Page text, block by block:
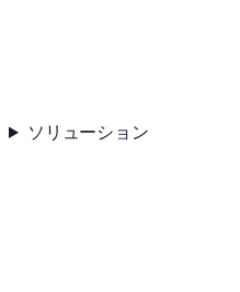
ソリューション